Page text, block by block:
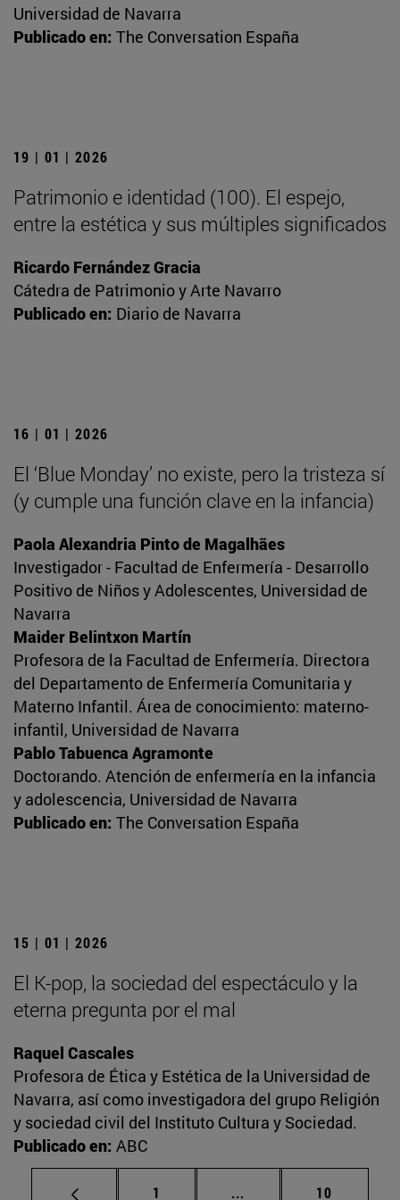
Universidad de Navarra
Publicado en: The Conversation España
19 | 01 | 2026
Patrimonio e identidad (100). El espejo,
entre la estética y sus múltiples significados
Ricardo Fernández Gracia
Cátedra de Patrimonio y Arte Navarro
Publicado en: Diario de Navarra
16 | 01 | 2026
El ‘Blue Monday’ no existe, pero la tristeza sí
(y cumple una función clave en la infancia)
Paola Alexandria Pinto de Magalhães
Investigador - Facultad de Enfermería - Desarrollo
Positivo de Niños y Adolescentes, Universidad de
Navarra
Maider Belintxon Martín
Profesora de la Facultad de Enfermería. Directora
del Departamento de Enfermería Comunitaria y
Materno Infantil. Área de conocimiento: materno-
infantil, Universidad de Navarra
Pablo Tabuenca Agramonte
Doctorando. Atención de enfermería en la infancia
y adolescencia, Universidad de Navarra
Publicado en: The Conversation España
15 | 01 | 2026
El K-pop, la sociedad del espectáculo y la
eterna pregunta por el mal
Raquel Cascales
Profesora de Ética y Estética de la Universidad de
Navarra, así como investigadora del grupo Religión
y sociedad civil del Instituto Cultura y Sociedad.
Publicado en: ABC
Página
1 ... Páginas intermedias
Página
10